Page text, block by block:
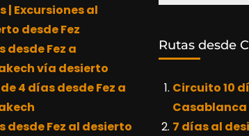
| Excursiones al
desde Fez
desde Fez a
vía desierto
4 días desde Fez a
desde Fez al desierto
Rutas desde
Circuito 10
7 días al